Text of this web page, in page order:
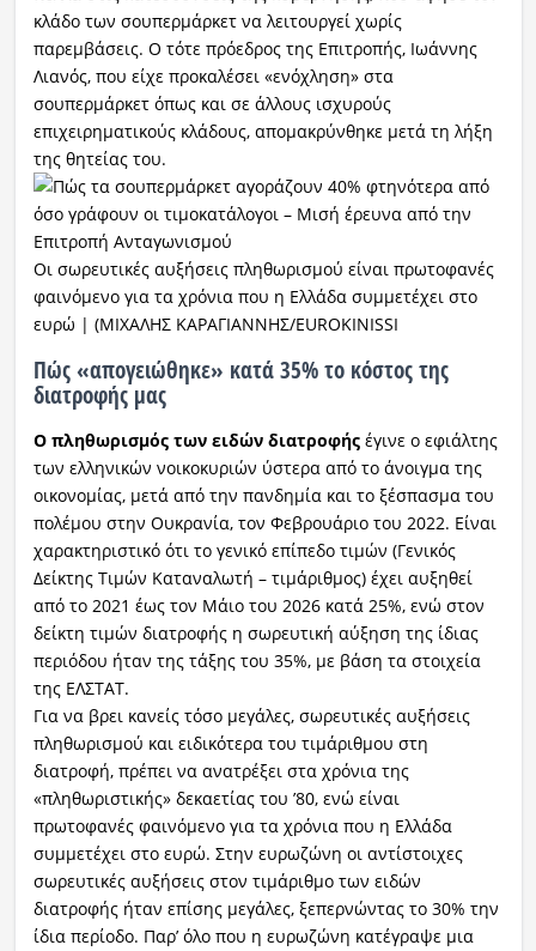
κλάδο των σουπερμάρκετ να λειτουργεί χωρίς
παρεμβάσεις. Ο τότε πρόεδρος της Επιτροπής, Ιωάννης
Λιανός, που είχε προκαλέσει «ενόχληση» στα
σουπερμάρκετ όπως και σε άλλους ισχυρούς
επιχειρηματικούς κλάδους, απομακρύνθηκε μετά τη λήξη
της θητείας του.
Οι σωρευτικές αυξήσεις πληθωρισμού είναι πρωτοφανές
φαινόμενο για τα χρόνια που η Ελλάδα συμμετέχει στο
ευρώ | (ΜΙΧΑΛΗΣ ΚΑΡΑΓΙΑΝΝΗΣ/EUROKINISSI
Πώς «απογειώθηκε» κατά 35% το κόστος της
διατροφής μας
Ο πληθωρισμός των ειδών διατροφήςέγινε ο εφιάλτης
των ελληνικών νοικοκυριών ύστερα από το άνοιγμα της
οικονομίας, μετά από την πανδημία και το ξέσπασμα του
πολέμου στην Ουκρανία, τον Φεβρουάριο του 2022. Είναι
χαρακτηριστικό ότι το γενικό επίπεδο τιμών (Γενικός
Δείκτης Τιμών Καταναλωτή – τιμάριθμος) έχει αυξηθεί
από το 2021 έως τον Μάιο του 2026 κατά 25%, ενώ στον
δείκτη τιμών διατροφής η σωρευτική αύξηση της ίδιας
περιόδου ήταν της τάξης του 35%, με βάση τα στοιχεία
της ΕΛΣΤΑΤ.
Για να βρει κανείς τόσο μεγάλες, σωρευτικές αυξήσεις
πληθωρισμού και ειδικότερα του τιμάριθμου στη
διατροφή, πρέπει να ανατρέξει στα χρόνια της
«πληθωριστικής» δεκαετίας του ’80, ενώ είναι
πρωτοφανές φαινόμενο για τα χρόνια που η Ελλάδα
συμμετέχει στο ευρώ. Στην ευρωζώνη οι αντίστοιχες
σωρευτικές αυξήσεις στον τιμάριθμο των ειδών
διατροφής ήταν επίσης μεγάλες, ξεπερνώντας το 30% την
ίδια περίοδο. Παρ’ όλο που η ευρωζώνη κατέγραψε μια